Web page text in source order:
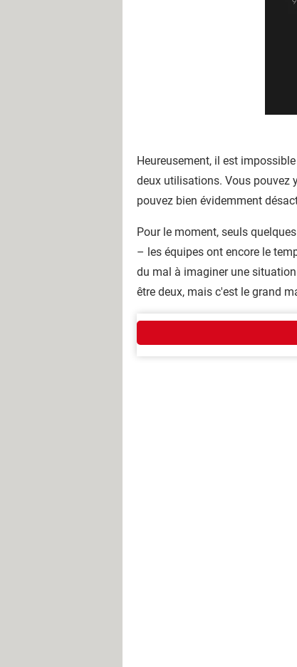
Heureusement, il est
deux utilisations. Vous pouvez
pouvez bien évidemment
Pour le moment, seuls
– les équipes ont encore le
du mal à imaginer une
être deux, mais c'est le grand